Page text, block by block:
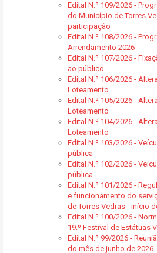
Edital N.º 109/2026 -
do Município de Torres
participação
Edital N.º 108/2026 -
Arrendamento 2026
Edital N.º 107/2026 -
ao público
Edital N.º 106/2026 -
Loteamento
Edital N.º 105/2026 -
Loteamento
Edital N.º 104/2026 -
Loteamento
Edital N.º 103/2026 -
pública
Edital N.º 102/2026 -
pública
Edital N.º 101/2026 -
e funcionamento do
de Torres Vedras - início
Edital N.º 100/2026 -
19.º Festival de Estátuas
Edital N.º 99/2026 -
do mês de junho de 2026